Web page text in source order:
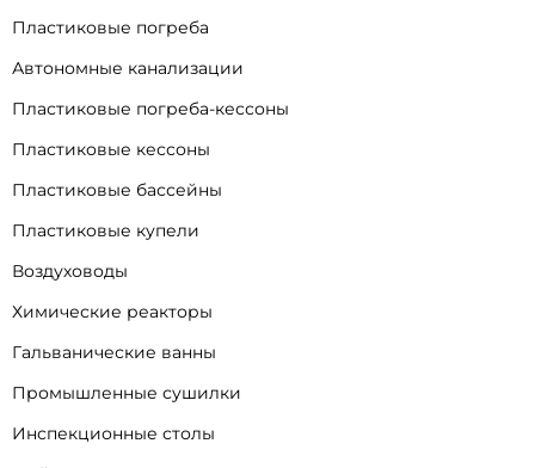
Пластиковые погреба
Автономные канализации
Пластиковые погреба-кессоны
Пластиковые кессоны
Пластиковые бассейны
Пластиковые купели
Воздуховоды
Химические реакторы
Гальванические ванны
Промышленные сушилки
Инспекционные столы